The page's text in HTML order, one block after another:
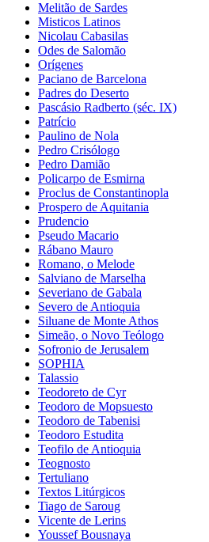
Melitão de Sardes
Misticos Latinos
Nicolau Cabasilas
Odes de Salomão
Orígenes
Paciano de Barcelona
Padres do Deserto
Pascásio Radberto (séc. IX)
Patrício
Paulino de Nola
Pedro Crisólogo
Pedro Damião
Policarpo de Esmirna
Proclus de Constantinopla
Prospero de Aquitania
Prudencio
Pseudo Macario
Rábano Mauro
Romano, o Melode
Salviano de Marselha
Severiano de Gabala
Severo de Antioquia
Siluane de Monte Athos
Simeão, o Novo Teólogo
Sofronio de Jerusalem
SOPHIA
Talassio
Teodoreto de Cyr
Teodoro de Mopsuesto
Teodoro de Tabenisi
Teodoro Estudita
Teofilo de Antioquia
Teognosto
Tertuliano
Textos Litúrgicos
Tiago de Saroug
Vicente de Lerins
Youssef Bousnaya